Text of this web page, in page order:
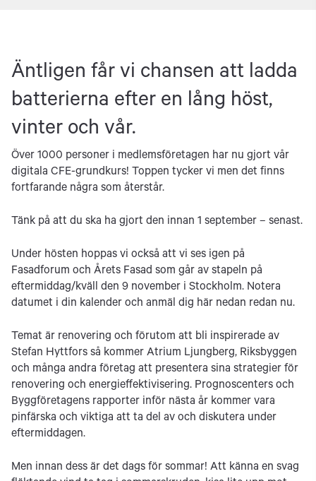
Äntligen får vi chansen att ladda
batterierna efter en lång höst,
vinter och vår.
Över 1000 personer i medlemsföretagen har nu gjort vår
digitala CFE-grundkurs! Toppen tycker vi men det finns
fortfarande några som återstår.
Tänk på att du ska ha gjort den innan 1 september – senast.
Under hösten hoppas vi också att vi ses igen på
Fasadforum och Årets Fasad som går av stapeln på
eftermiddag/kväll den 9 november i Stockholm. Notera
datumet i din kalender och anmäl dig här nedan redan nu.
Temat är renovering och förutom att bli inspirerade av
Stefan Hyttfors så kommer Atrium Ljungberg, Riksbyggen
och många andra företag att presentera sina strategier för
renovering och energieffektivisering. Prognoscenters och
Byggföretagens rapporter inför nästa år kommer vara
pinfärska och viktiga att ta del av och diskutera under
eftermiddagen.
Men innan dess är det dags för sommar! Att känna en svag